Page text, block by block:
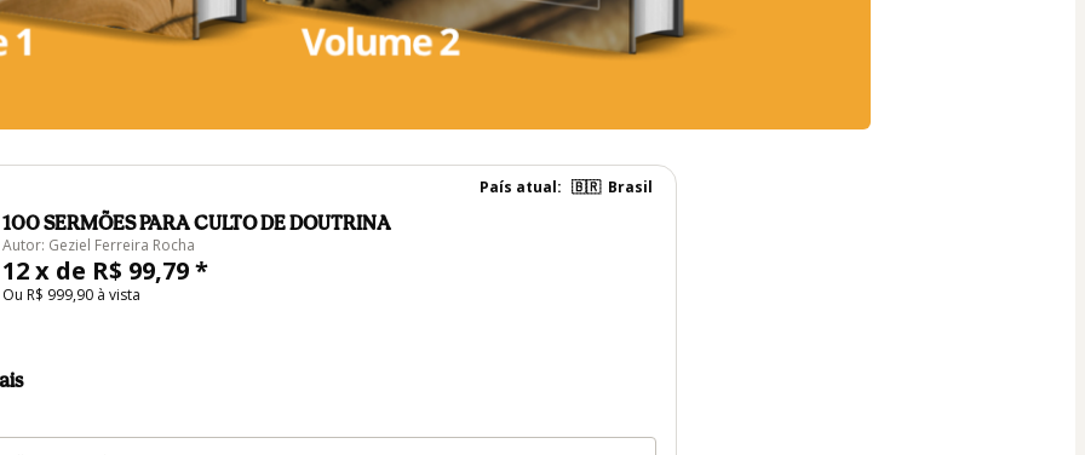
País atual: 🇧🇷 Brasil
100 SERMÕES PARA CULTO DE DOUTRINA
Autor: Geziel Ferreira Rocha
12 x de R$ 99,79 *
Ou R$ 999,90 à vista